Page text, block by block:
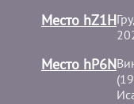
Место hZ1H
Место hP6N